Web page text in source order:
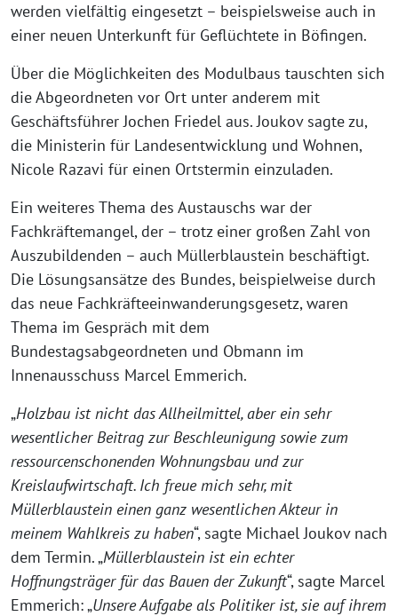
werden vielfältig eingesetzt – beispielsweise auch in
einer neuen Unterkunft für Geflüchtete in Böfingen.
Über die Möglichkeiten des Modulbaus tauschten sich
die Abgeordneten vor Ort unter anderem mit
Geschäftsführer Jochen Friedel aus. Joukov sagte zu,
die Ministerin für Landesentwicklung und Wohnen,
Nicole Razavi für einen Ortstermin einzuladen.
Ein weiteres Thema des Austauschs war der
Fachkräftemangel, der – trotz einer großen Zahl von
Auszubildenden – auch Müllerblaustein beschäftigt.
Die Lösungsansätze des Bundes, beispielweise durch
das neue Fachkräfteeinwanderungsgesetz, waren
Thema im Gespräch mit dem
Bundestagsabgeordneten und Obmann im
Innenausschuss Marcel Emmerich.
„Holzbau ist nicht das Allheilmittel, aber ein sehr
wesentlicher Beitrag zur Beschleunigung sowie zum
ressourcenschonenden Wohnungsbau und zur
Kreislaufwirtschaft. Ich freue mich sehr, mit
Müllerblaustein einen ganz wesentlichen Akteur in
meinem Wahlkreis zu haben“, sagte Michael Joukov nach
dem Termin. „Müllerblaustein ist ein echter
Hoffnungsträger für das Bauen der Zukunft“, sagte Marcel
Emmerich: „Unsere Aufgabe als Politiker ist, sie auf ihrem